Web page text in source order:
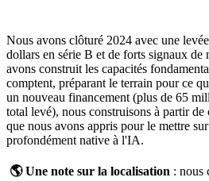
Nous avons clôturé 2024 avec une
dollars en série B et de forts signaux de
avons construit les capacités
comptent, préparant le terrain pour ce
un nouveau financement (plus de 65
total levé), nous construisons à partir de
que nous avons appris pour le mettre
profondément native à l'IA.
🌎 Une note sur la localisation : nous